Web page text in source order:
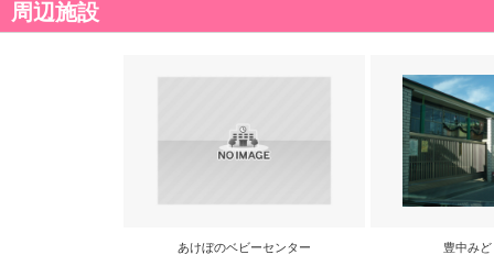
周辺施設
あけぼのベビーセンター 豊中み